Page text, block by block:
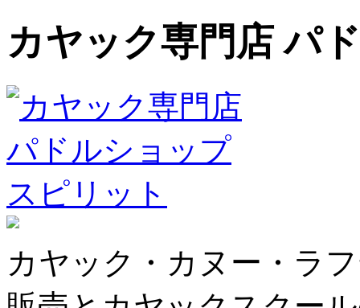
カヤック専門店 パ
カヤック・カヌー・ラ